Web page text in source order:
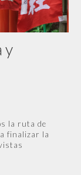
y
la ruta de
finalizar la